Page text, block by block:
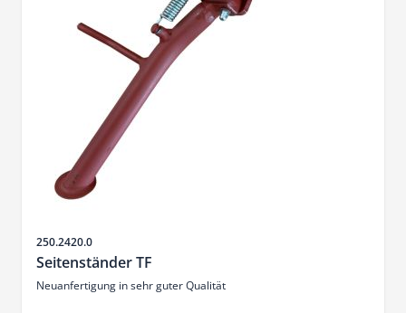
Artikelnr.
250.2420.0
Seitenständer TF
Neuanfertigung in sehr guter Qualität